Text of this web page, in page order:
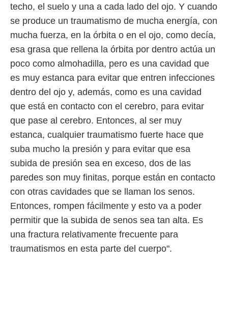
crear un
uso de
contenido
de la
el
de
de
de
de
uso de
techo, el suelo y una a cada lado del ojo. Y cuando
se produce un traumatismo de mucha energía, con
mucha fuerza, en la órbita o en el ojo, como decía,
esa grasa que rellena la órbita por dentro actúa un
poco como almohadilla, pero es una cavidad que
es muy estanca para evitar que entren infecciones
dentro del ojo y, además, como es una cavidad
que está en contacto con el cerebro, para evitar
que pase al cerebro. Entonces, al ser muy
estanca, cualquier traumatismo fuerte hace que
suba mucho la presión y para evitar que esa
subida de presión sea en exceso, dos de las
paredes son muy finitas, porque están en contacto
con otras cavidades que se llaman los senos.
Entonces, rompen fácilmente y esto va a poder
permitir que la subida de senos sea tan alta. Es
una fractura relativamente frecuente para
traumatismos en esta parte del cuerpo".